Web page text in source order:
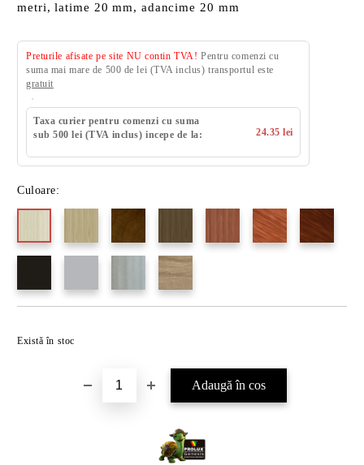
metri, latime 20 mm, adancime 20 mm
Preturile afisate pe site NU contin TVA! Pentru comenzi cu
suma mai mare de 500 de lei (TVA inclus) transportul este
gratuit
Taxa curier pentru comenzi cu suma
sub 500 lei (TVA inclus) incepe de la:
24.35 lei
Culoare:
Există în stoc